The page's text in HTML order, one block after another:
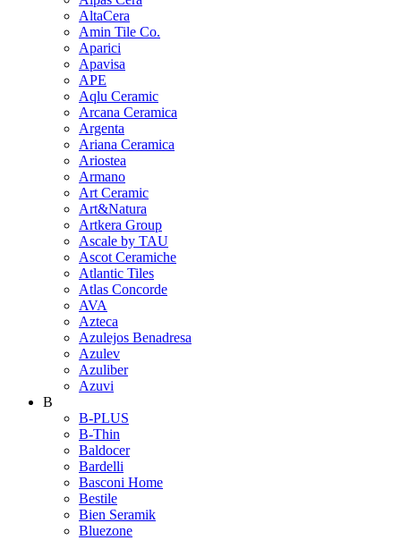
AltaCera
Amin Tile Co.
Aparici
Apavisa
APE
Aqlu Ceramic
Arcana Ceramica
Argenta
Ariana Ceramica
Ariostea
Armano
Art Ceramic
Art&Natura
Artkera Group
Ascale by TAU
Ascot Ceramiche
Atlantic Tiles
Atlas Concorde
AVA
Azteca
Azulejos Benadresa
Azulev
Azuliber
Azuvi
B
B-PLUS
B-Thin
Baldocer
Bardelli
Basconi Home
Bestile
Bien Seramik
Bluezone